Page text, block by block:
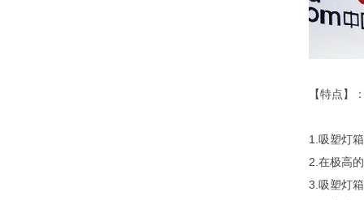
【特点】
1.吸塑灯
2.在极高
3.吸塑灯